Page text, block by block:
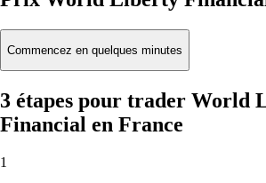
Commencez en quelques minutes
3 étapes pour trader World
Financial en France
1